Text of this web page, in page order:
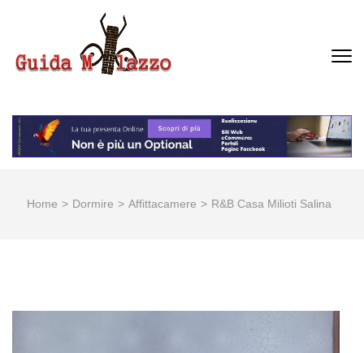
(premi
GUIDA MILAZZO
Home > Dormire > Affittacamere > R&B Casa Milioti Salina